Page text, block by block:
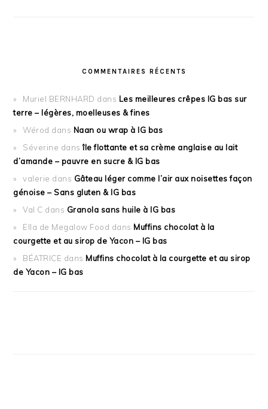
COMMENTAIRES RÉCENTS
Muriel BERNHARD dans Les meilleures crêpes IG bas sur
terre – légères, moelleuses & fines
Wérod dans Naan ou wrap à IG bas
Séverine dansîle flottante et sa crème anglaise au lait
d’amande – pauvre en sucre & IG bas
valerie dans Gâteau léger comme l’air aux noisettes façon
génoise – Sans gluten & IG bas
Val C dans Granola sans huile à IG bas
Ella de Megalow Food dans Muffins chocolat à la
courgette et au sirop de Yacon – IG bas
BÉATRICE dans Muffins chocolat à la courgette et au sirop
de Yacon – IG bas